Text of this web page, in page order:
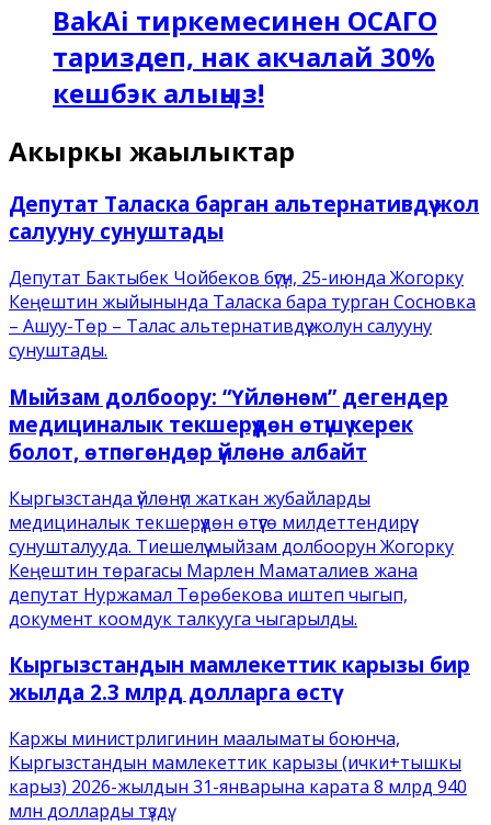
BakAi тиркемесинен ОСАГО
тариздеп, нак акчалай 30%
кешбэк алыңыз!
Акыркы жаңылыктар
Депутат Таласка барган альтернативдүү жол
салууну сунуштады
Депутат Бактыбек Чойбеков бүгүн, 25-июнда Жогорку
Кеңештин жыйынында Таласка бара турган Сосновка
– Ашуу-Төр – Талас альтернативдүү жолун салууну
сунуштады.
Мыйзам долбоору: “Үйлөнөм” дегендер
медициналык текшерүүдөн өтүшү керек
болот, өтпөгөндөр үйлөнө албайт
Кыргызстанда үйлөнүп жаткан жубайларды
медициналык текшерүүдөн өтүүгө милдеттендирүү
сунушталууда. Тиешелүү мыйзам долбоорун Жогорку
Кеңештин төрагасы Марлен Маматалиев жана
депутат Нуржамал Төрөбекова иштеп чыгып,
документ коомдук талкууга чыгарылды.
Кыргызстандын мамлекеттик карызы бир
жылда 2.3 млрд долларга өстү
Каржы министрлигинин маалыматы боюнча,
Кыргызстандын мамлекеттик карызы (ички+тышкы
карыз) 2026-жылдын 31-январына карата 8 млрд 940
млн долларды түздү.